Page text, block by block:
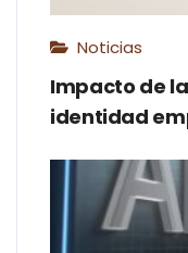
Noticias
Impacto de
identidad